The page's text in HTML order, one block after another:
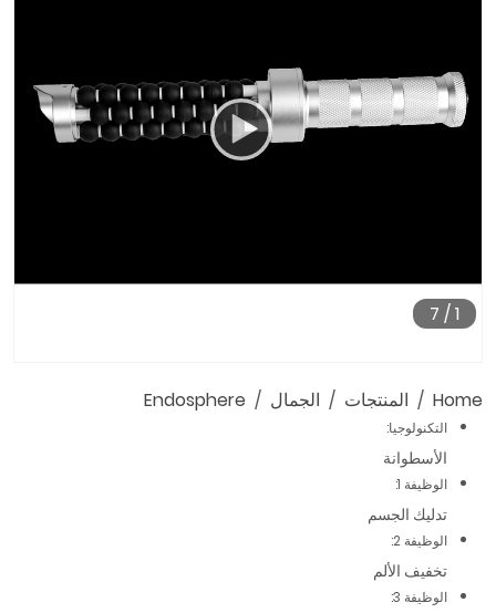
Home المنتجات الجمال Endosphere
التكنولوجيا:
الأسطوانة
الوظيفة 1:
تدليك الجسم
الوظيفة 2:
تخفيف الألم
الوظيفة 3:
1
/
7